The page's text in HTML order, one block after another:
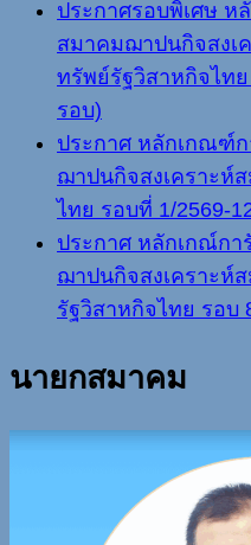
ประกาศรอบพิเศษ
สมาคมฌาปนกิจสงเ
ทรัพย์รัฐวิสาหกิจไทย
รอบ)
ประกาศ หลักเกณฑ์
ฌาปนกิจสงเคราะห์
ไทย รอบที่ 1/2569-
ประกาศ หลักเกณ์ก
ฌาปนกิจสงเคราะห์
รัฐวิสาหกิจไทย รอบ
นายกสมาคม